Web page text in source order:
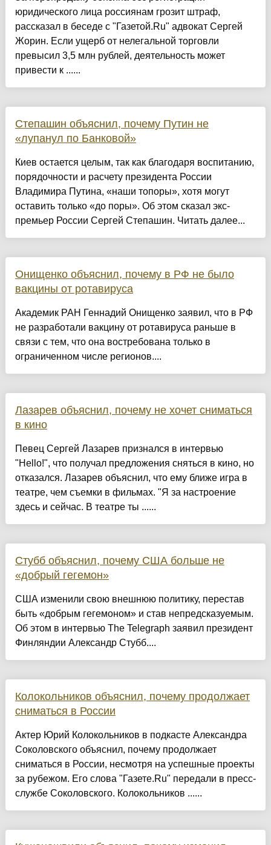
юридического лица россиянам грозит штраф,
рассказал в беседе с "Газетой.Ru" адвокат Сергей
Жорин. Если ущерб от нелегальной торговли
превысил 3,5 млн рублей, деятельность может
привести к ......
Степашин объяснил, почему Путин не
«лупанул по Банковой»
Киев остается целым, так как благодаря воспитанию,
порядочности и расчету президента России
Владимира Путина, «наши топоры», хотя могут
оставить только «до поры». Об этом сказал экс-
премьер России Сергей Степашин. Читать далее...
Онищенко объяснил, почему в РФ не было
вакцины от ротавируса
Академик РАН Геннадий Онищенко заявил, что в РФ
не разработали вакцину от ротавируса раньше в
связи с тем, что она востребована только в
ограниченном числе регионов....
Лазарев объяснил, почему не хочет сниматься
в кино
Певец Сергей Лазарев признался в интервью
"Hello!", что получал предложения сняться в кино, но
отказался. Лазарев объяснил, что ему ближе игра в
театре, чем съемки в фильмах. "Я за настроение
здесь и сейчас. В театре ты ......
Стубб объяснил, почему США больше не
«добрый гегемон»
США изменили свою внешнюю политику, перестав
быть «добрым гегемоном» и став непредсказуемым.
Об этом в интервью The Telegraph заявил президент
Финляндии Александр Стубб....
Колокольников объяснил, почему продолжает
сниматься в России
Актер Юрий Колокольников в подкасте Александра
Соколовского объяснил, почему продолжает
сниматься в России, несмотря на успешные проекты
за рубежом. Его слова "Газете.Ru" передали в пресс-
службе Соколовского. Колокольников ......